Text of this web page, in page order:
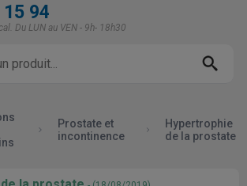
94
Du LUN au VEN - 9h- 18h30
Prostate et
incontinence
Hypertrophie
de la prostate